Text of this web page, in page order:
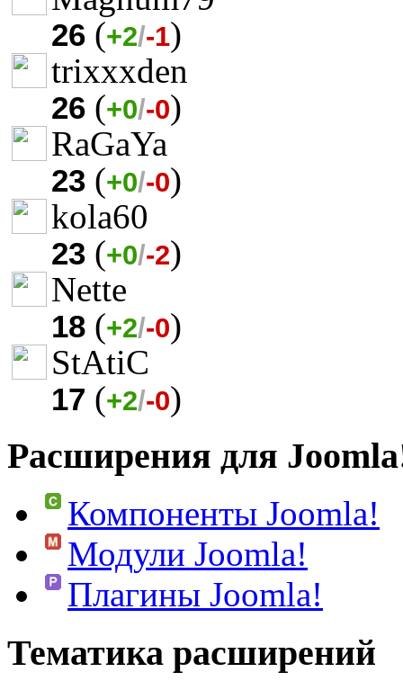
26 (+2/-1)
trixxxden
26 (+0/-0)
RaGaYa
23 (+0/-0)
kola60
23 (+0/-2)
Nette
18 (+2/-0)
StAtiC
17 (+2/-0)
Расширения для
Компоненты Joomla!
Модули Joomla!
Плагины Joomla!
Тематика расширений